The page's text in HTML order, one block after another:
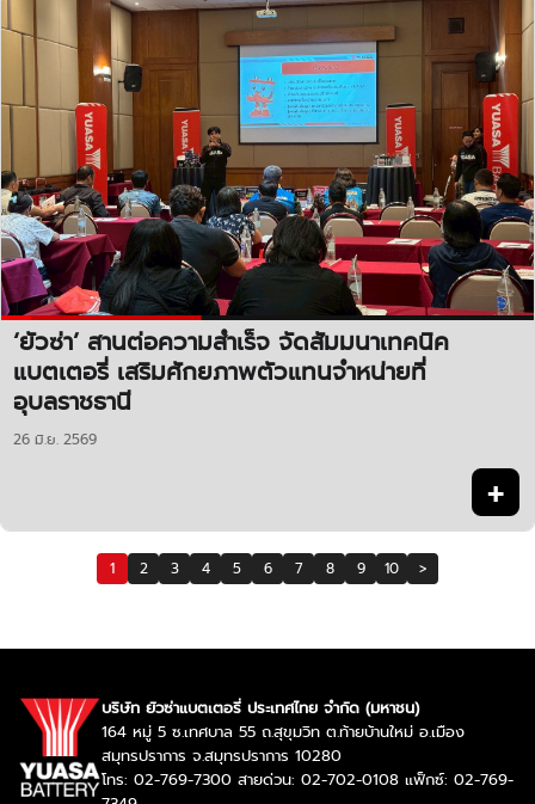
‘ยัวซ่า’ สานต่อความสำเร็จ จัดสัมมนาเทคนิค
แบตเตอรี่ เสริมศักยภาพตัวแทนจำหน่ายที่
อุบลราชธานี
26 มิ.ย. 2569
+
1 2 3 4 5 6 7 8 9 10 >
บริษัท ยัวซ่าแบตเตอรี่ ประเทศไทย จำกัด (มหาชน)
164 หมู่ 5 ซ.เทศบาล 55 ถ.สุขุมวิท ต.ท้ายบ้านใหม่ อ.เมือง
สมุทรปราการ จ.สมุทรปราการ 10280
โทร: 02-769-7300 สายด่วน: 02-702-0108 แฟ็กซ์: 02-769-